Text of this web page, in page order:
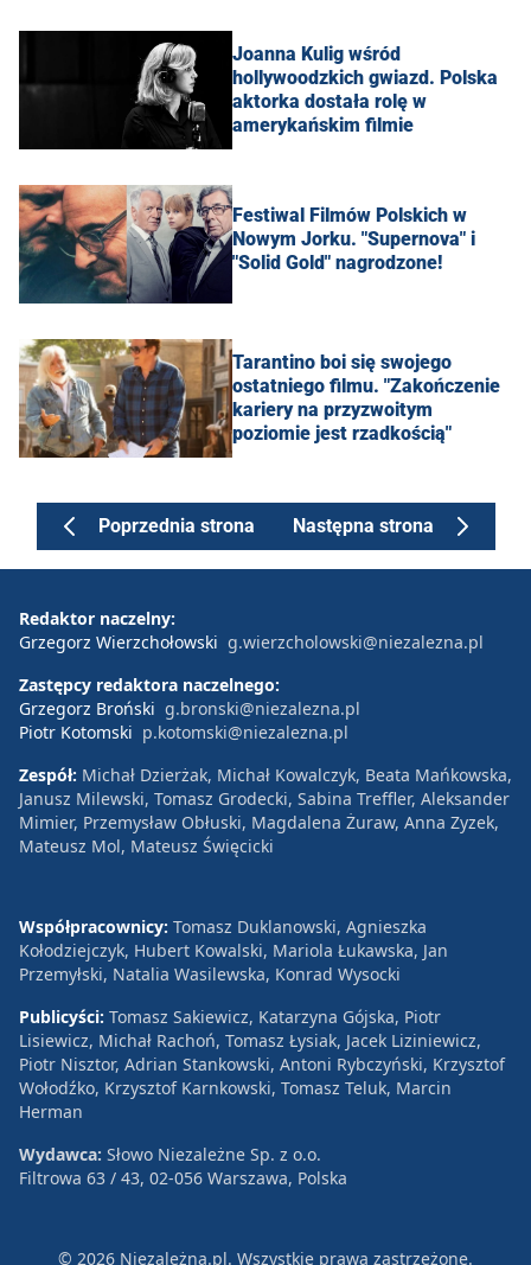
Joanna Kulig wśród
hollywoodzkich gwiazd. Polska
aktorka dostała rolę w
amerykańskim filmie
Festiwal Filmów Polskich w
Nowym Jorku. "Supernova" i
"Solid Gold" nagrodzone!
Tarantino boi się swojego
ostatniego filmu. "Zakończenie
kariery na przyzwoitym
poziomie jest rzadkością"
Poprzednia strona Następna strona
Redaktor naczelny:
Grzegorz Wierzchołowski g.wierzcholowski@niezalezna.pl
Zastępcy redaktora naczelnego:
Grzegorz Broński g.bronski@niezalezna.pl
Piotr Kotomski p.kotomski@niezalezna.pl
Zespół: Michał Dzierżak, Michał Kowalczyk, Beata Mańkowska,
Janusz Milewski, Tomasz Grodecki, Sabina Treffler, Aleksander
Mimier, Przemysław Obłuski, Magdalena Żuraw, Anna Zyzek,
Mateusz Mol, Mateusz Święcicki
Współpracownicy: Tomasz Duklanowski, Agnieszka
Kołodziejczyk, Hubert Kowalski, Mariola Łukawska, Jan
Przemyłski, Natalia Wasilewska, Konrad Wysocki
Publicyści: Tomasz Sakiewicz, Katarzyna Gójska, Piotr
Lisiewicz, Michał Rachoń, Tomasz Łysiak, Jacek Liziniewicz,
Piotr Nisztor, Adrian Stankowski, Antoni Rybczyński, Krzysztof
Wołodźko, Krzysztof Karnkowski, Tomasz Teluk, Marcin
Herman
Wydawca: Słowo Niezależne Sp. z o.o.
Filtrowa 63 / 43, 02-056 Warszawa, Polska
© 2026 Niezależna.pl. Wszystkie prawa zastrzeżone.